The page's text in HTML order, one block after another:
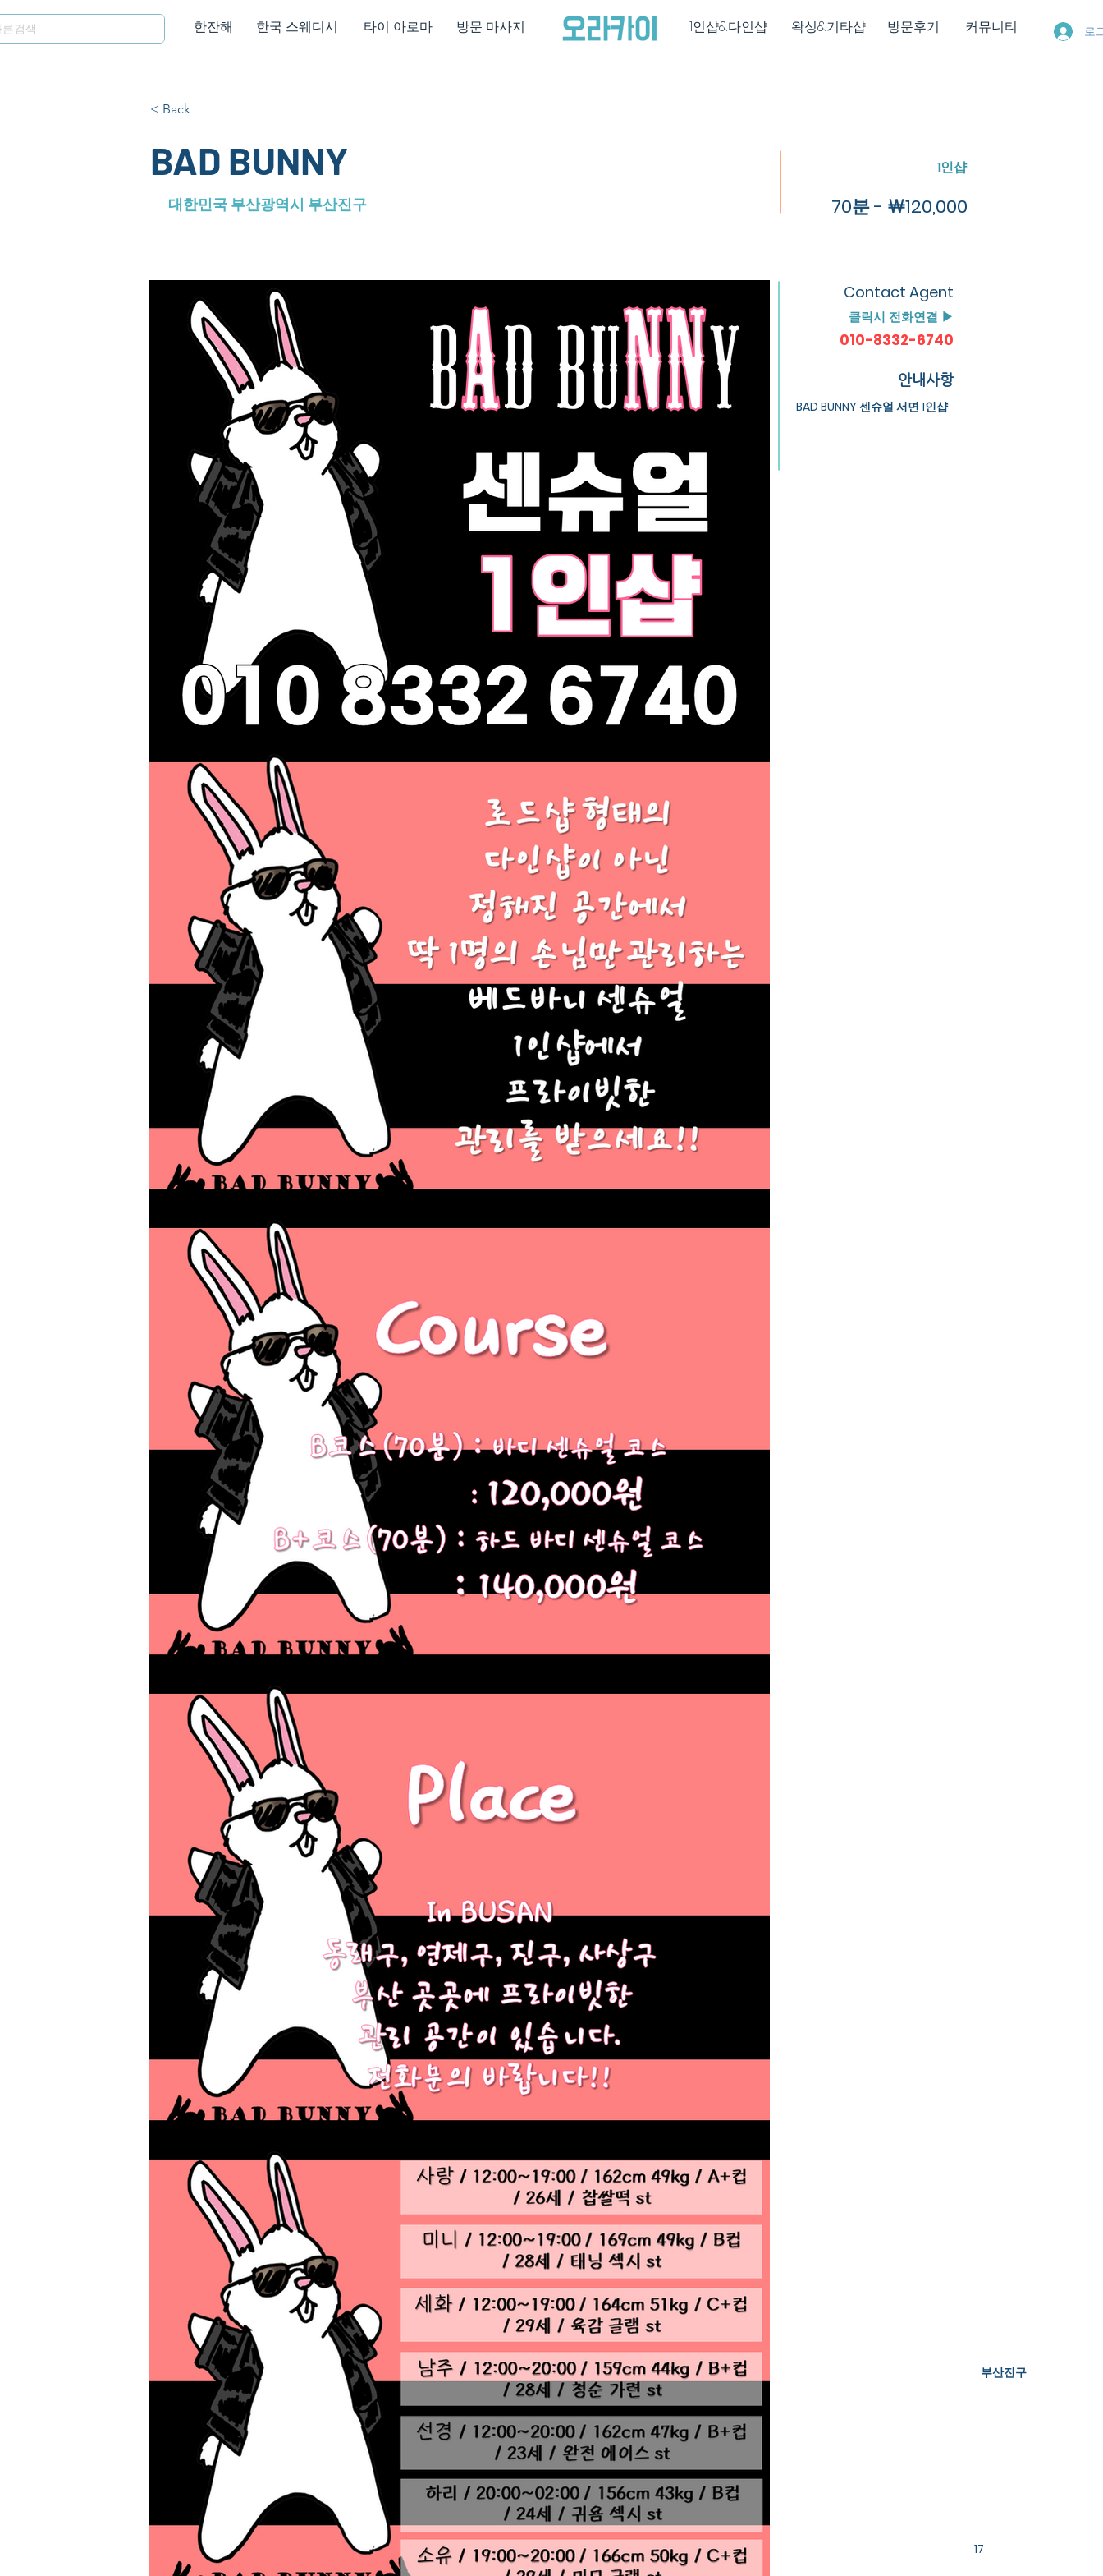
한국 스웨디시
한잔해 타이 아로마 방문 마사지 1인샵&다인샵 왁싱&기타샵 방문후기 커뮤니티 로
< Back
BAD BUNNY 1인샵
대한민국 부산광역시 부산진구 70분 - ￦120,000
Contact Agent
클릭시 전화연결 ▶
010-8332-6740
안내사항
BAD BUNNY 센슈얼 서면 1인샵
부산진구
17